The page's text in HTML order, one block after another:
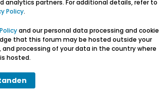
20.536 Hits
3 Antworten
2.272 Hits
partners. For additional details, refer to
Policy.
and our personal data processing and cookie
that this forum may be hosted outside your
processing of your data in the country where
hosted.